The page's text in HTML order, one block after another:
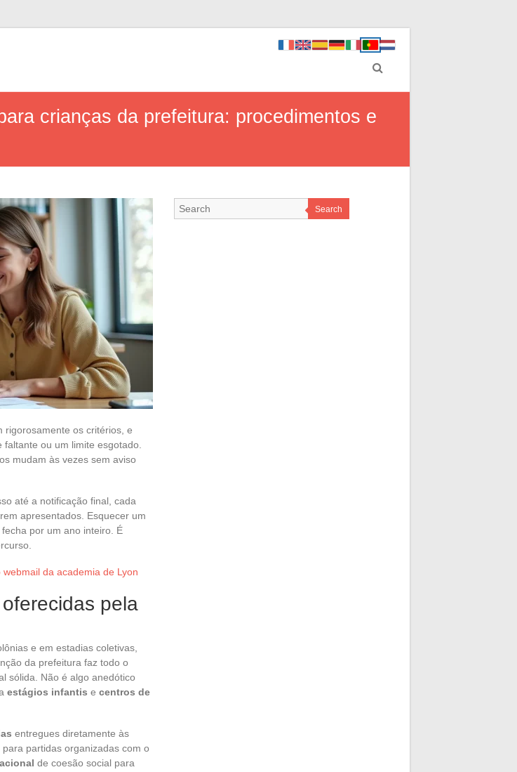
crianças da prefeitura: procedimentos e
rigorosamente os critérios, e
ou um limite esgotado.
mudam às vezes sem aviso
até a notificação final, cada
apresentados. Esquecer um
por um ano inteiro. É
da academia de Lyon
pela
e em estadias coletivas,
da prefeitura faz todo o
sólida. Não é algo anedótico
estágios infantis e centros de
entregues diretamente às
para partidas organizadas com o
de coesão social para
Search